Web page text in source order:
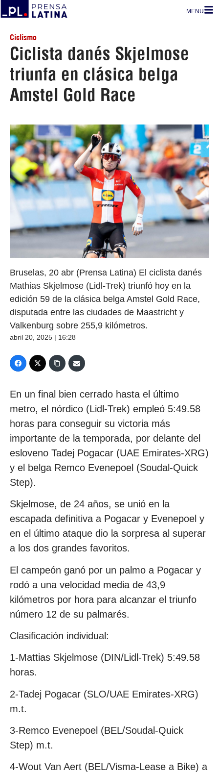
MENU
Ciclismo
Ciclista danés Skjelmose
triunfa en clásica belga
Amstel Gold Race
Bruselas, 20 abr (Prensa Latina) El ciclista danés
Mathias Skjelmose (Lidl-Trek) triunfó hoy en la
edición 59 de la clásica belga Amstel Gold Race,
disputada entre las ciudades de Maastricht y
Valkenburg sobre 255,9 kilómetros.
abril 20, 2025 | 16:28
En un final bien cerrado hasta el último
metro, el nórdico (Lidl-Trek) empleó 5:49.58
horas para conseguir su victoria más
importante de la temporada, por delante del
esloveno Tadej Pogacar (UAE Emirates-XRG)
y el belga Remco Evenepoel (Soudal-Quick
Step).
Skjelmose, de 24 años, se unió en la
escapada definitiva a Pogacar y Evenepoel y
en el último ataque dio la sorpresa al superar
a los dos grandes favoritos.
El campeón ganó por un palmo a Pogacar y
rodó a una velocidad media de 43,9
kilómetros por hora para alcanzar el triunfo
número 12 de su palmarés.
Clasificación individual:
1-Mattias Skjelmose (DIN/Lidl-Trek) 5:49.58
horas.
2-Tadej Pogacar (SLO/UAE Emirates-XRG)
m.t.
3-Remco Evenepoel (BEL/Soudal-Quick
Step) m.t.
4-Wout Van Aert (BEL/Visma-Lease a Bike) a